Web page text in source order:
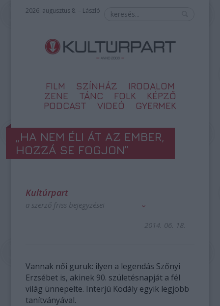
2026. augusztus 8. – László
FILM SZÍNHÁZ
IRODALOM
ZENE
TÁNC FOLK
KÉPZŐ
PODCAST
VIDEÓ GYERMEK
„HA NEM ÉLI ÁT AZ EMBER,
HOZZÁ SE FOGJON”
Kultúrpart
a szerző friss bejegyzései
2014. 06. 18.
Vannak női guruk: ilyen a legendás Szőnyi
Erzsébet is, akinek 90. születésnapját a fél
világ ünnepelte. Interjú Kodály egyik legjobb
tanítványával.